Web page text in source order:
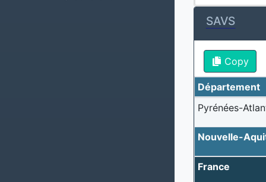
SAVS
Copy
Département
Pyrénées-
Nouvelle-
France